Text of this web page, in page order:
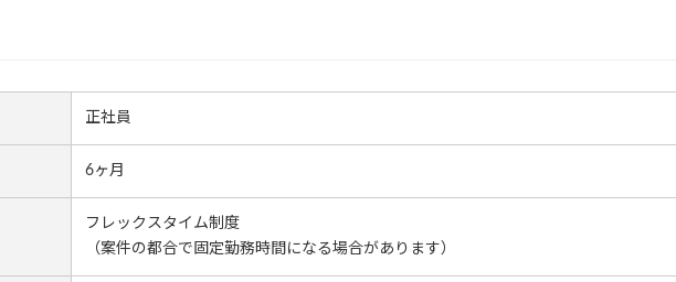
正社員
6ヶ月
フレックスタイム制度
（案件の都合で固定勤務時間になる場合があります）